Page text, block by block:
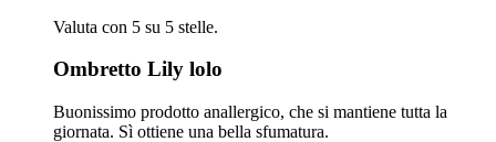
Valuta con 5 su 5 stelle.
Ombretto Lily lolo
Buonissimo prodotto anallergico, che si mantiene tutta la
giornata. Sì ottiene una bella sfumatura.